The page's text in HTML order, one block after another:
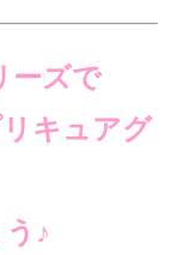
ーズで
キュアグ
♪